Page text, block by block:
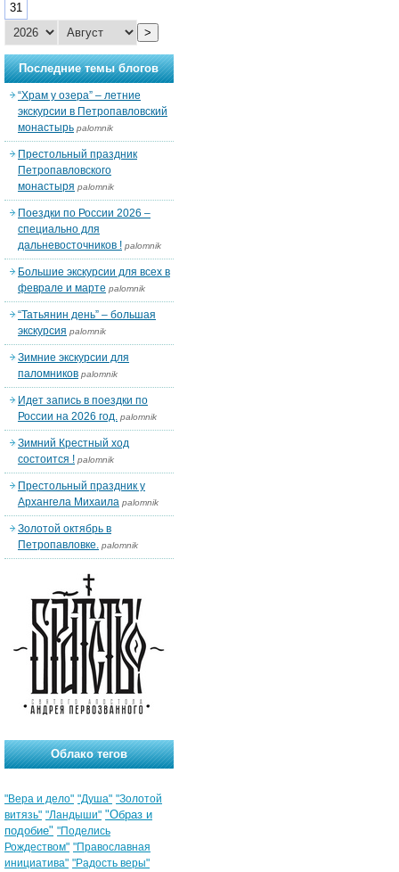
31
>
Последние темы блогов
“Храм у озера” – летние
экскурсии в Петропавловский
монастырь palomnik
Престольный праздник
Петропавловского
монастыря palomnik
Поездки по России 2026 –
специально для
дальневосточников ! palomnik
Большие экскурсии для всех в
феврале и марте palomnik
“Татьянин день” – большая
экскурсия palomnik
Зимние экскурсии для
паломников palomnik
Идет запись в поездки по
России на 2026 год. palomnik
Зимний Крестный ход
состоится ! palomnik
Престольный праздник у
Архангела Михаила palomnik
Золотой октябрь в
Петропавловке. palomnik
Облако тегов
"Вера и дело" "Душа" "Золотой
витязь" "Ландыши" "Образ и
подобие" "Поделись
Рождеством" "Православная
инициатива" "Радость веры"